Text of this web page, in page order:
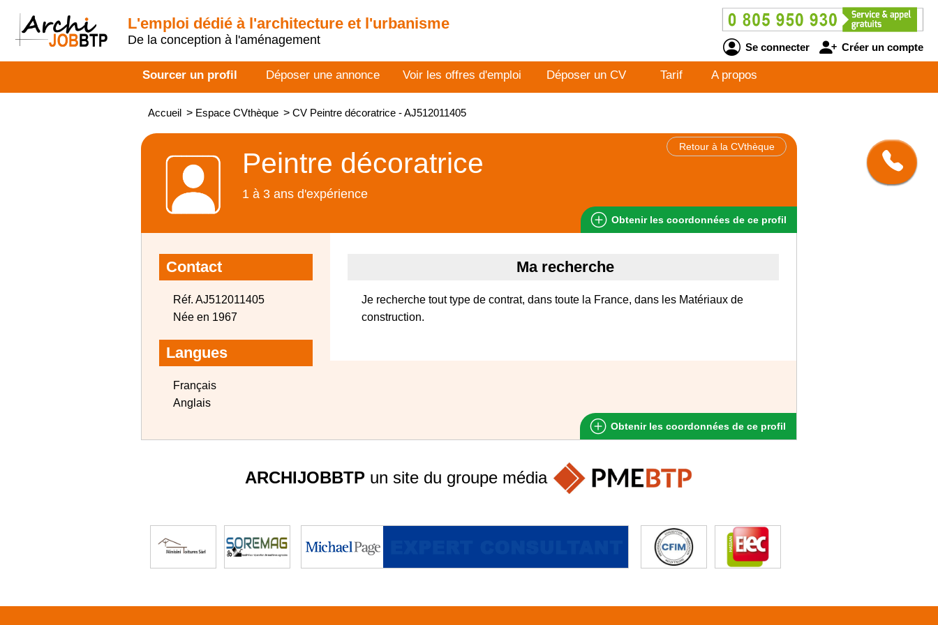
L'emploi dédié à l'architecture et l'urbanisme
De la conception à l'aménagement
Se connecter Créer un compte
Sourcer un profil Déposer une annonce Voir les offres d'emploi Déposer un CV Tarif A propos
Accueil > Espace CVthèque > CV Peintre décoratrice - AJ512011405
Retour à la CVthèque
Peintre décoratrice
1 à 3 ans d'expérience
Obtenir les coordonnées de ce profil
Contact
Réf. AJ512011405
Née en 1967
Langues
Français
Anglais
Ma recherche
Je recherche tout type de contrat, dans toute la France, dans les Matériaux de
construction.
Obtenir les coordonnées de ce profil
ARCHIJOBBTPun site du groupe média